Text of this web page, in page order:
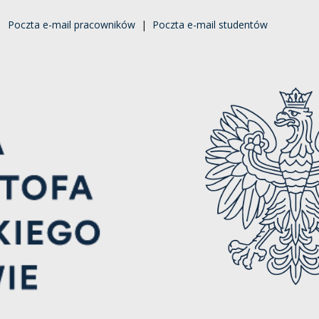
Poczta e-mail pracowników | Poczta e-mail studentów